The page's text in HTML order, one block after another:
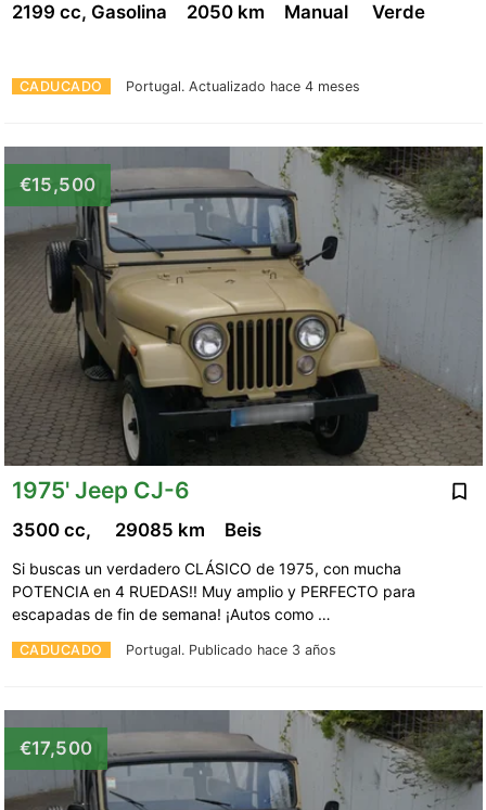
CADUCADO Portugal. Actualizado hace 4 meses
2199 cc, Gasolina 2050 km Manual Verde
€15,500
1975' Jeep CJ-6
CADUCADO Portugal. Publicado hace 3 años
3500 cc, 29085 km Beis
Si buscas un verdadero CLÁSICO de 1975, con mucha
POTENCIA en 4 RUEDAS!! Muy amplio y PERFECTO para
escapadas de fin de semana! ¡Autos como …
€17,500